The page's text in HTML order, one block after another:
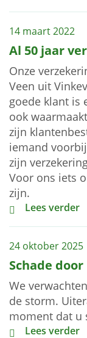
14 maart 2022
Al 50 jaar
Onze
Veen uit
goede klant is
ook
zijn
iemand
zijn
Voor ons iets
zijn.
Al 50 jaar
Lees verder
24 oktober 2025
Schade
We
de storm.
moment dat u
Schade door
Lees verder